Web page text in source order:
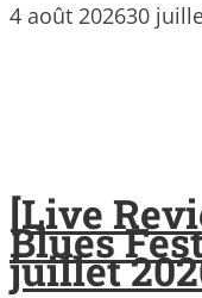
4 août 202630
[Live
Blues
juillet